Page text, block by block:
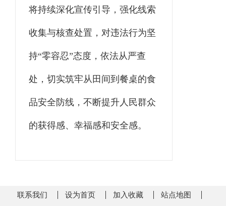
将持续深化宣传引导，强化线索
收集与核查处置，对违法行为坚
持“零容忍”态度，依法从严查
处，切实筑牢从田间到餐桌的食
品安全防线，不断提升人民群众
的获得感、幸福感和安全感。
联系我们 设为首页 加入收藏 站点地图